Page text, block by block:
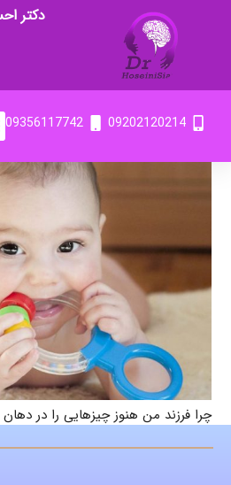
دکتر
09202120214
09356117742
چرا فرزند من هنوز چیزهایی را در